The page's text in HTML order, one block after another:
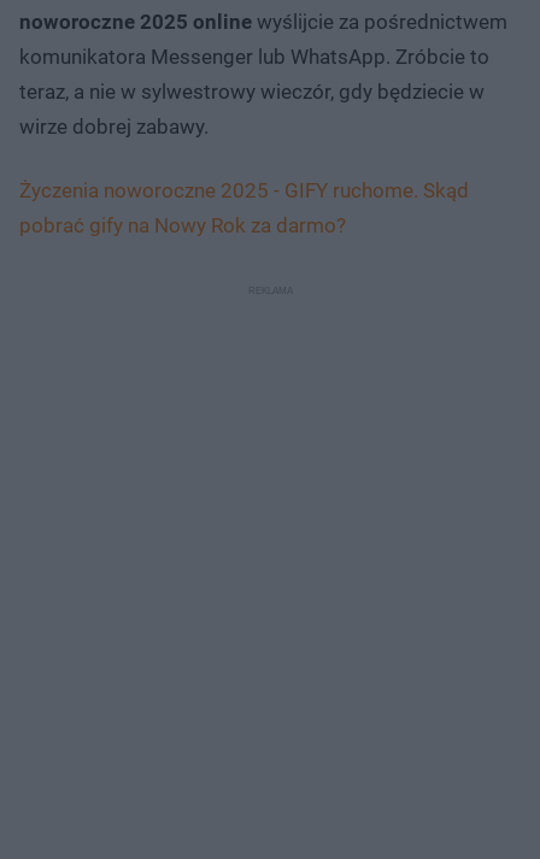
noworoczne 2025 online wyślijcie za pośrednictwem
komunikatora Messenger lub WhatsApp. Zróbcie to
teraz, a nie w sylwestrowy wieczór, gdy będziecie w
wirze dobrej zabawy.
Życzenia noworoczne 2025 - GIFY ruchome. Skąd
pobrać gify na Nowy Rok za darmo?